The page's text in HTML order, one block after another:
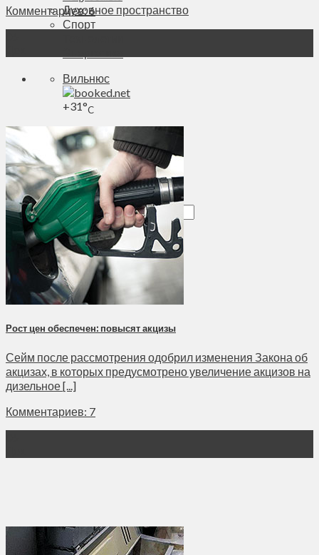
Духовное пространство
Спорт
Вильнюс
+31°C
Макс.:+
24°
Мин.:
14°
Пт, 07.08.2026
Комментариев: 6
Рост цен обеспечен: повысят акцизы
Сейм после рассмотрения одобрил изменения Закона об
акцизах, в которых предусмотрено увеличение акцизов на
дизельное [...]
Комментариев: 7